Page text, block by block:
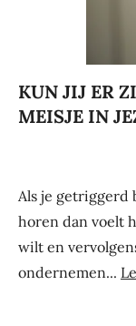
KUN JIJ ER
MEISJE IN
Als je getriggerd
horen dan voelt
wilt en
ondernemen...